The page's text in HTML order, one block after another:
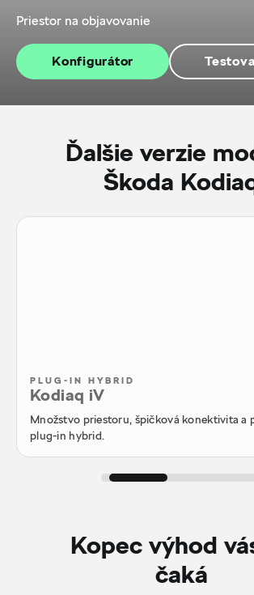
Priestor na objavovanie
Konfigurátor
Ďalšie verzie
Škoda
PLUG-IN HYBRID
Kodiaq iV
Množstvo priestoru, špičková konektivita a
plug-in hybrid.
Kopec výhod
čaká